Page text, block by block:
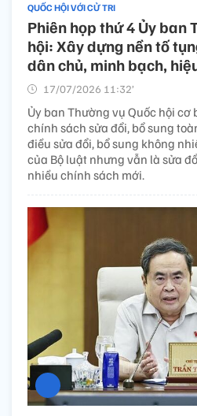
QUỐC HỘI VỚI CỬ TRI
Phiên họp thứ 4 Ủy ban
hội: Xây dựng nền tố
dân chủ, minh bạch,
17/07/2026 11:32’
Ủy ban Thường vụ Quốc hội
chính sách sửa đổi, bổ sung
điều sửa đổi, bổ sung không
của Bộ luật nhưng vẫn là sửa
nhiều chính sách mới.